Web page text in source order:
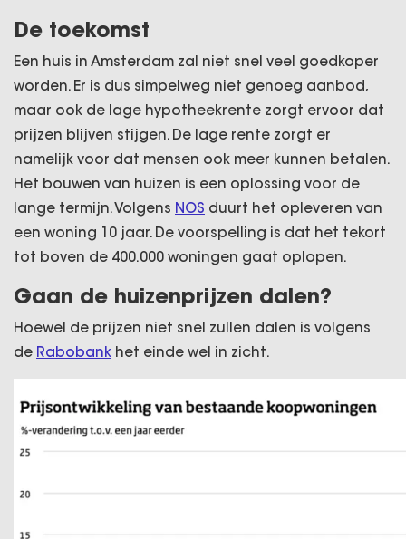
De toekomst
Een huis in Amsterdam zal niet snel veel goedkoper
worden. Er is dus simpelweg niet genoeg aanbod,
maar ook de lage hypotheekrente zorgt ervoor dat
prijzen blijven stijgen. De lage rente zorgt er
namelijk voor dat mensen ook meer kunnen betalen.
Het bouwen van huizen is een oplossing voor de
lange termijn. Volgens NOS duurt het opleveren van
een woning 10 jaar. De voorspelling is dat het tekort
tot boven de 400.000 woningen gaat oplopen.
Gaan de huizenprijzen dalen?
Hoewel de prijzen niet snel zullen dalen is volgens
de Rabobank het einde wel in zicht.